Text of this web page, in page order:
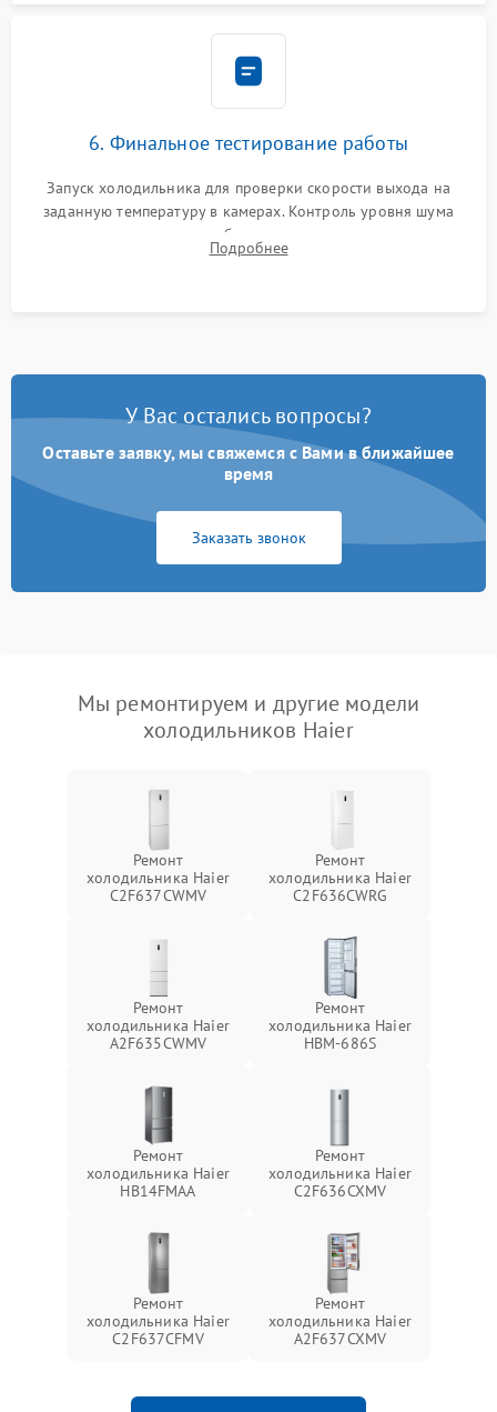
6. Финальное тестирование работы
Запуск холодильника для проверки скорости выхода на
заданную температуру в камерах. Контроль уровня шума
компрессора, отсутствия обмерзания стенок и корректного
срабатывания системы автоматической оттайки.
Подробнее
У Вас остались вопросы?
Оставьте заявку, мы свяжемся с Вами в ближайшее
время
Заказать звонок
Мы ремонтируем и другие модели
холодильников Haier
Ремонт
холодильника Haier
C2F637CWMV
Ремонт
холодильника Haier
C2F636CWRG
Ремонт
холодильника Haier
A2F635CWMV
Ремонт
холодильника Haier
HBM-686S
Ремонт
холодильника Haier
HB14FMAA
Ремонт
холодильника Haier
C2F636CXMV
Ремонт
холодильника Haier
C2F637CFMV
Ремонт
холодильника Haier
A2F637CXMV